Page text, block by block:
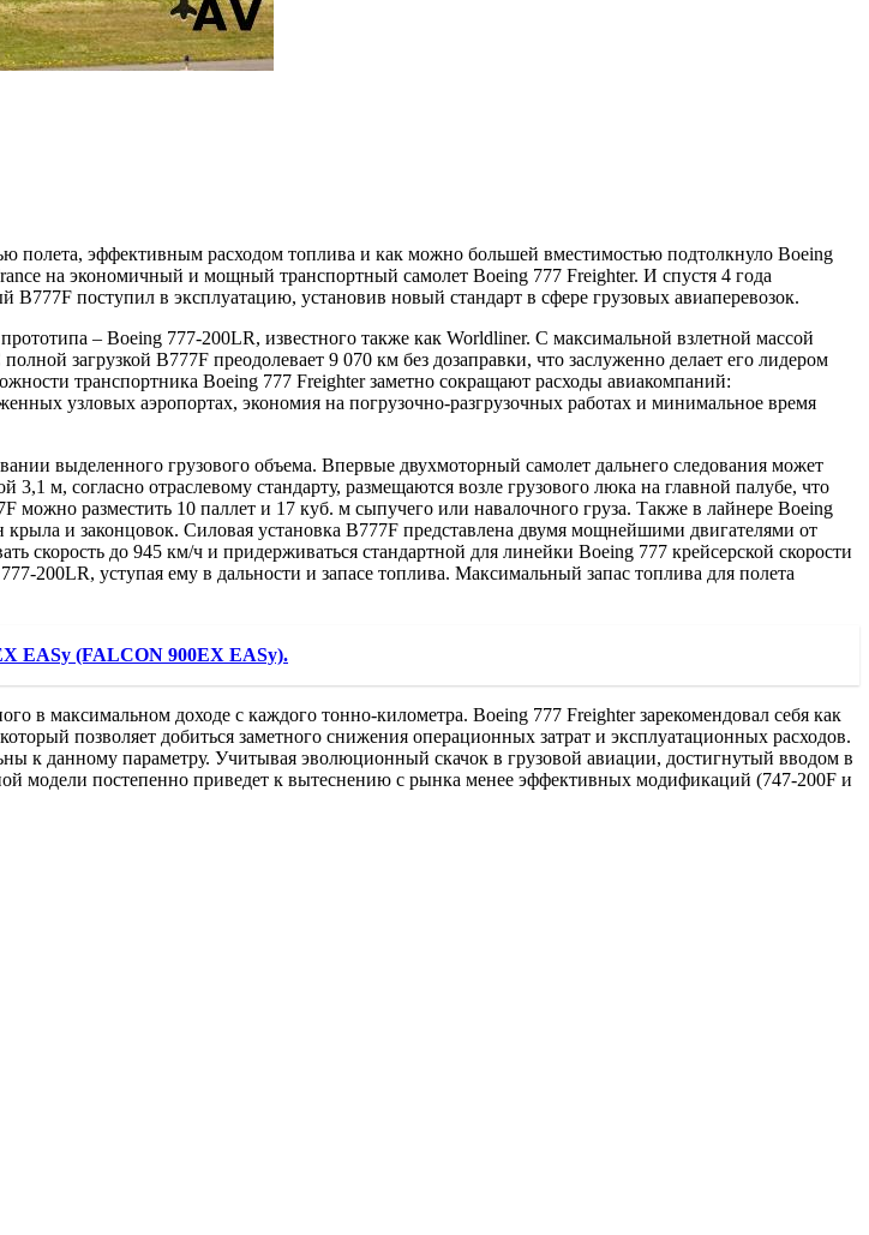
эффективным расходом топлива и как можно большей вместимостью подтолкнуло Boeing
на экономичный и мощный транспортный самолет Boeing 777 Freighter. И спустя 4 года
поступил в эксплуатацию, установив новый стандарт в сфере грузовых авиаперевозок.
– Boeing 777-200LR, известного также как Worldliner. С максимальной взлетной массой
загрузкой B777F преодолевает 9 070 км без дозаправки, что заслуженно делает его лидером
транспортника Boeing 777 Freighter заметно сокращают расходы авиакомпаний:
узловых аэропортах, экономия на погрузочно-разгрузочных работах и минимальное время
выделенного грузового объема. Впервые двухмоторный самолет дальнего следования может
м, согласно отраслевому стандарту, размещаются возле грузового люка на главной палубе, что
можно разместить 10 паллет и 17 куб. м сыпучего или навалочного груза. Также в лайнере Boeing
и законцовок. Силовая установка B777F представлена двумя мощнейшими двигателями от
скорость до 945 км/ч и придерживаться стандартной для линейки Boeing 777 крейсерской скорости
200LR, уступая ему в дальности и запасе топлива. Максимальный запас топлива для полета
(FALCON 900EX EASy).
в максимальном доходе с каждого тонно-километра. Boeing 777 Freighter зарекомендовал себя как
позволяет добиться заметного снижения операционных затрат и эксплуатационных расходов.
к данному параметру. Учитывая эволюционный скачок в грузовой авиации, достигнутый вводом в
модели постепенно приведет к вытеснению с рынка менее эффективных модификаций (747-200F и